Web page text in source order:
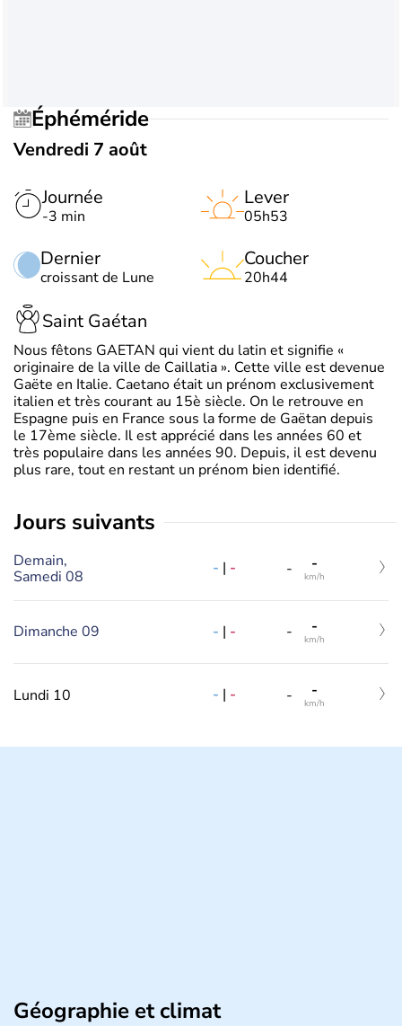
Éphéméride
Vendredi 7 août
Journée
-3 min
Dernier
croissant de Lune
Lever
05h53
Coucher
20h44
Saint Gaétan
Nous fêtons GAETAN qui vient du latin et signifie «
originaire de la ville de Caillatia ». Cette ville est devenue
Gaëte en Italie. Caetano était un prénom exclusivement
italien et très courant au 15è siècle. On le retrouve en
Espagne puis en France sous la forme de Gaëtan depuis
le 17ème siècle. Il est apprécié dans les années 60 et
très populaire dans les années 90. Depuis, il est devenu
plus rare, tout en restant un prénom bien identifié.
jours suivants
Demain,
Samedi 08
- | - - -
km/h
Dimanche 09 - | - - -
km/h
Lundi 10 - | - - -
km/h
Géographie et climat